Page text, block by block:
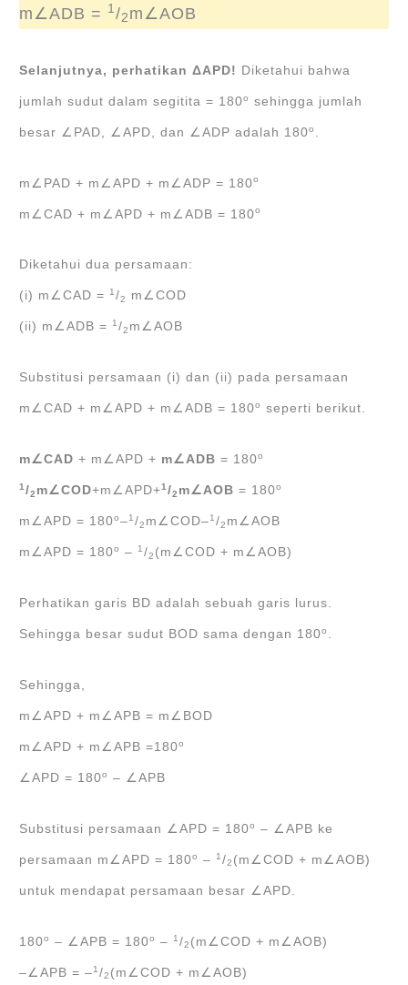
m∠ADB = 1/2 m∠AOB
Selanjutnya, perhatikan ΔAPD! Diketahui bahwa
jumlah sudut dalam segitita = 180o sehingga jumlah
besar ∠PAD, ∠APD, dan ∠ADP adalah 180o
m∠PAD + m∠APD + m∠ADP = 180o
m∠CAD + m∠APD + m∠ADB = 180o
Diketahui dua persamaan:
(i) m∠CAD = 1/2 m∠COD
(ii) m∠ADB = 1/2 m∠AOB
Substitusi persamaan (i) dan (ii) pada persamaan
m∠CAD + m∠APD + m∠ADB = 180o seperti berikut.
m∠CAD + m∠APD + m∠ADB = 180o
1 /2 m∠COD+m∠APD+1 /2 m∠AOB = 180o
m∠APD = 180o‒1 /2 m∠COD‒1 /2 m∠AOB
m∠APD = 180o ‒ 1 /2 (m∠COD + m∠AOB)
Perhatikan garis BD adalah sebuah garis lurus.
Sehingga besar sudut BOD sama dengan 180o .
Sehingga,
m∠APD + m∠APB = m∠BOD
m∠APD + m∠APB =180o
∠APD = 180o ‒ ∠APB
Substitusi persamaan ∠APD = 180o ‒ ∠APB ke
persamaan m∠APD = 180o ‒ 1 /2 (m∠COD + m∠AOB)
untuk mendapat persamaan besar ∠APD.
180o ‒ ∠APB = 180o ‒ 1 /2 (m∠COD + m∠AOB)
‒∠APB = ‒1 /2 (m∠COD + m∠AOB)